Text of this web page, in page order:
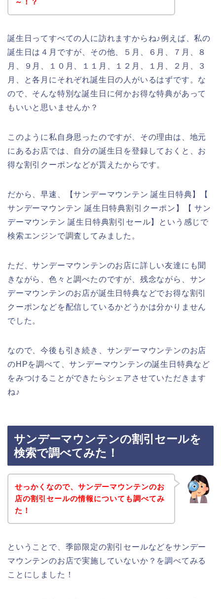
～！？
誕生日ってすべての人に訪れますからね♪例えば、私の
誕生日は４月ですが、その他、５月、６月、７月、８
月、９月、１０月、１１月、１２月、１月、２月、３
月、と各月にそれぞれ誕生日の人がいるはずです。な
ので、そんな特別な誕生日に何かお得な特典があって
もいいと思いませんか？
このように私自身思ったのですが、その理由は、地元
にあるお店では、自分の誕生日を登録しておくと、お
得な割引クーポンなどが貰えたからです。
だから、早速、【サンデーマウンテン 誕生日特典】【
サンデーマウンテン 誕生日特典割引クーポン】【 サン
デーマウンテン 誕生日特典割引セール】という感じで
検索エンジンで調査してみました。
ただ、サンデーマウンテンのお店に詳しい友達にも聞
きながら、色々と調べたのですが、残念ながら、サン
デーマウンテンのお店が誕生日特典などでお得な割引
クーポンなどを配信しているかどうかは分かりません
でした。
なので、今後も引き続き、サンデーマウンテンのお店
のHPを調べて、サンデーマウンテンの誕生日特典など
をみつけることができたらシェアさせていただきます
ね♪
サンデーマウンテンの割引セールを
検索で調べてみた！
せっかくなので、サンデーマウンテンのお
店の割引セールの情報についても調べてみ
た！
ということで、季節限定の割引セールなどをサンデー
マウンテンのお店で実施していないか？を調べてみる
ことにしました！